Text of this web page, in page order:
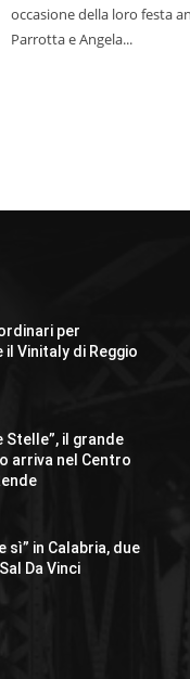
occasione della loro festa
Parrotta e Angela...
per
il Vinitaly di Reggio
Stelle”, il grande
arriva nel Centro
sì” in Calabria, due
Da Vinci